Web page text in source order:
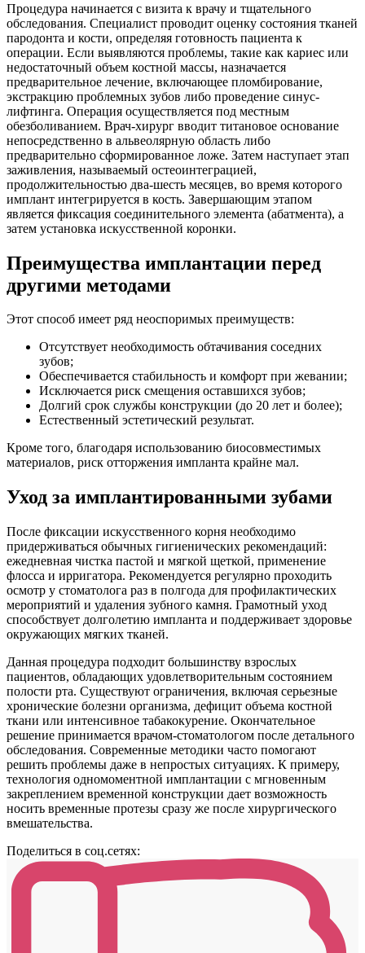
Процедура начинается с визита к врачу и тщательного
обследования. Специалист проводит оценку состояния тканей
пародонта и кости, определяя готовность пациента к
операции. Если выявляются проблемы, такие как кариес или
недостаточный объем костной массы, назначается
предварительное лечение, включающее пломбирование,
экстракцию проблемных зубов либо проведение синус-
лифтинга. Операция осуществляется под местным
обезболиванием. Врач-хирург вводит титановое основание
непосредственно в альвеолярную область либо
предварительно сформированное ложе. Затем наступает этап
заживления, называемый остеоинтеграцией,
продолжительностью два-шесть месяцев, во время которого
имплант интегрируется в кость. Завершающим этапом
является фиксация соединительного элемента (абатмента), а
затем установка искусственной коронки.
Преимущества имплантации перед
другими методами
Этот способ имеет ряд неоспоримых преимуществ:
Отсутствует необходимость обтачивания соседних
зубов;
Обеспечивается стабильность и комфорт при жевании;
Исключается риск смещения оставшихся зубов;
Долгий срок службы конструкции (до 20 лет и более);
Естественный эстетический результат.
Кроме того, благодаря использованию биосовместимых
материалов, риск отторжения импланта крайне мал.
Уход за имплантированными зубами
После фиксации искусственного корня необходимо
придерживаться обычных гигиенических рекомендаций:
ежедневная чистка пастой и мягкой щеткой, применение
флосса и ирригатора. Рекомендуется регулярно проходить
осмотр у стоматолога раз в полгода для профилактических
мероприятий и удаления зубного камня. Грамотный уход
способствует долголетию импланта и поддерживает здоровье
окружающих мягких тканей.
Данная процедура подходит большинству взрослых
пациентов, обладающих удовлетворительным состоянием
полости рта. Существуют ограничения, включая серьезные
хронические болезни организма, дефицит объема костной
ткани или интенсивное табакокурение. Окончательное
решение принимается врачом-стоматологом после детального
обследования. Современные методики часто помогают
решить проблемы даже в непростых ситуациях. К примеру,
технология одномоментной имплантации с мгновенным
закреплением временной конструкции дает возможность
носить временные протезы сразу же после хирургического
вмешательства.
Поделиться в соц.сетях: